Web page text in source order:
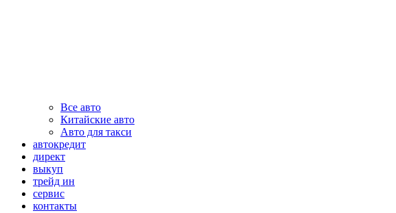
Все авто
Китайские авто
Авто для такси
автокредит
директ
выкуп
трейд ин
сервис
контакты